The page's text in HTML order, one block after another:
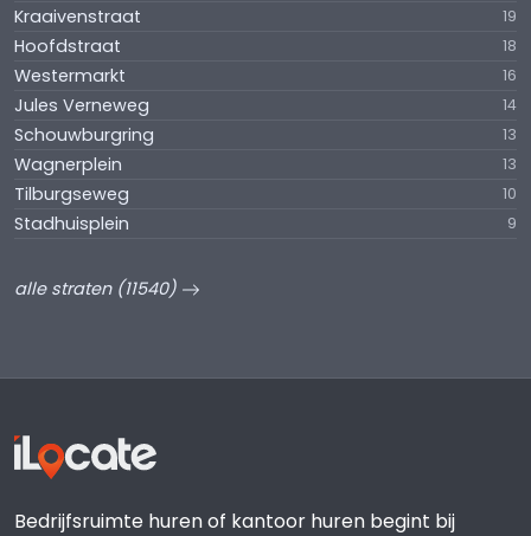
Kraaivenstraat 19
Hoofdstraat 18
Westermarkt 16
Jules Verneweg 14
Schouwburgring 13
Wagnerplein 13
Tilburgseweg 10
Stadhuisplein 9
alle straten (11540)
Bedrijfsruimte huren of kantoor huren begint bij